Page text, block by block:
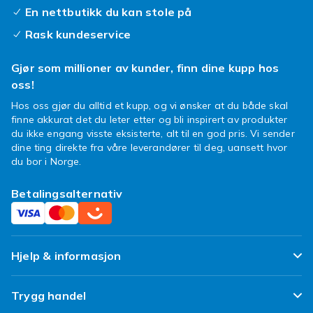
naturlige negler eller lage fantastiske
de sterke luktene fra tradisjonelle akryl- og
Få negler i salongkvalitet
hjemme
på hvordan du kommer i gang med polygel,
ikke bekymre deg! Det finnes mange
instruksjonsvideoer og guider på nettet som
viser deg nøyaktig hvordan du bruker polygel-
settet ditt og lager fantastiske negler. Og hvis
du trenger litt inspirasjon til negledesignene
dine, hvorfor ikke sjekke ut sosiale medier for å
se hva andre kreative har laget med polygel?
En nettbutikk du kan stole på
Rask kundeservice
Gjør som millioner av kunder, finn dine kupp hos
oss!
Hos oss gjør du alltid et kupp, og vi ønsker at du både skal
finne akkurat det du leter etter og bli inspirert av produkter
du ikke engang visste eksisterte, alt til en god pris. Vi sender
dine ting direkte fra våre leverandører til deg, uansett hvor
du bor i Norge.
Betalingsalternativ
Hjelp & informasjon
Ofte stilte spørsmål
Trygg handel